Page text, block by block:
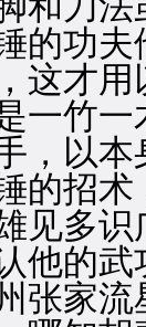
的功
这才
一竹
，以
的招
见多
他的
张家流